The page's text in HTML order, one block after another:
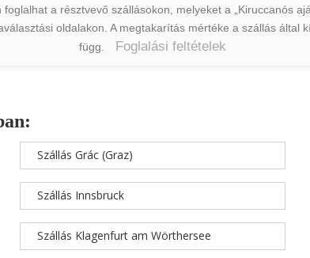
a résztvevő szállásokon, melyeket a „Kiruccanós
oldalakon. A megtakarítás mértéke a szállás által
függ.
Foglalási feltételek
Szállás Grác (Graz)
Szállás Innsbruck
Szállás Klagenfurt am Wörthersee